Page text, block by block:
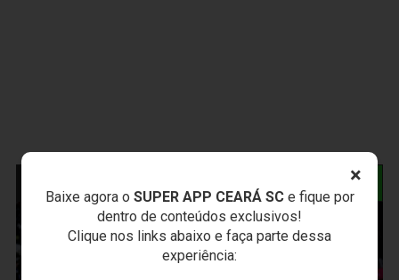
×
Baixe agora o SUPER APP CEARÁ SCe fique por
dentro de conteúdos exclusivos!
Clique nos links abaixo e faça parte dessa
experiência: